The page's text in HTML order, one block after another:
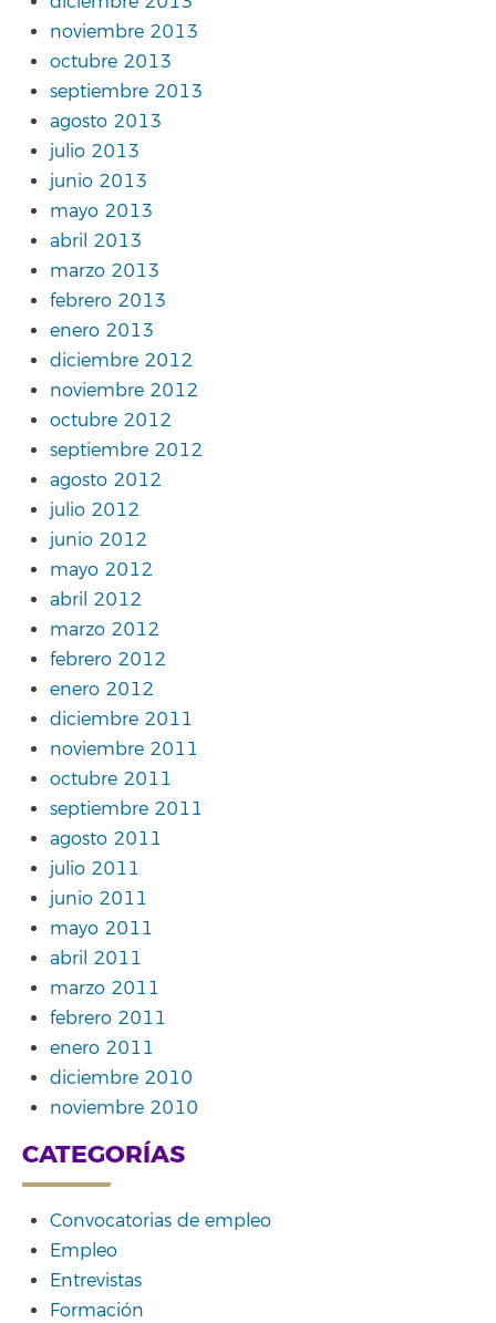
noviembre 2013
octubre 2013
septiembre 2013
agosto 2013
julio 2013
junio 2013
mayo 2013
abril 2013
marzo 2013
febrero 2013
enero 2013
diciembre 2012
noviembre 2012
octubre 2012
septiembre 2012
agosto 2012
julio 2012
junio 2012
mayo 2012
abril 2012
marzo 2012
febrero 2012
enero 2012
diciembre 2011
noviembre 2011
octubre 2011
septiembre 2011
agosto 2011
julio 2011
junio 2011
mayo 2011
abril 2011
marzo 2011
febrero 2011
enero 2011
diciembre 2010
noviembre 2010
CATEGORÍAS
Convocatorias de empleo
Empleo
Entrevistas
Formación